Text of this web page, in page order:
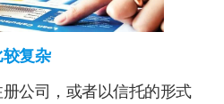
复杂
公司，或者以信托的形式